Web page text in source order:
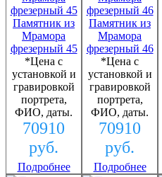
Памятник из
Мрамора
фрезерный 45
*Цена с
установкой и
гравировкой
портрета,
ФИО, даты.
70910
руб.
Подробнее
Памятник из
Мрамора
фрезерный 46
*Цена с
установкой и
гравировкой
портрета,
ФИО, даты.
70910
руб.
Подробнее